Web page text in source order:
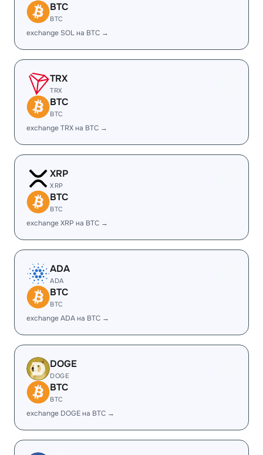
BTC
BTC
exchange SOL на BTC →
TRX
TRX
BTC
BTC
exchange TRX на BTC →
XRP
XRP
BTC
BTC
exchange XRP на BTC →
ADA
ADA
BTC
BTC
exchange ADA на BTC →
DOGE
DOGE
BTC
BTC
exchange DOGE на BTC →